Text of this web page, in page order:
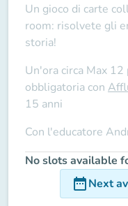
Un gioco di carte
room: risolvete gli
storia!
Un'ora circa Max
obbligatoria con
15 anni
Con l'educatore
No slots available
date_rangeNext